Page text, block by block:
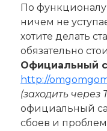
По
ничем не
хотите делать
обязательно
Официальный
http://
(заходить через
официальный
сбоев и